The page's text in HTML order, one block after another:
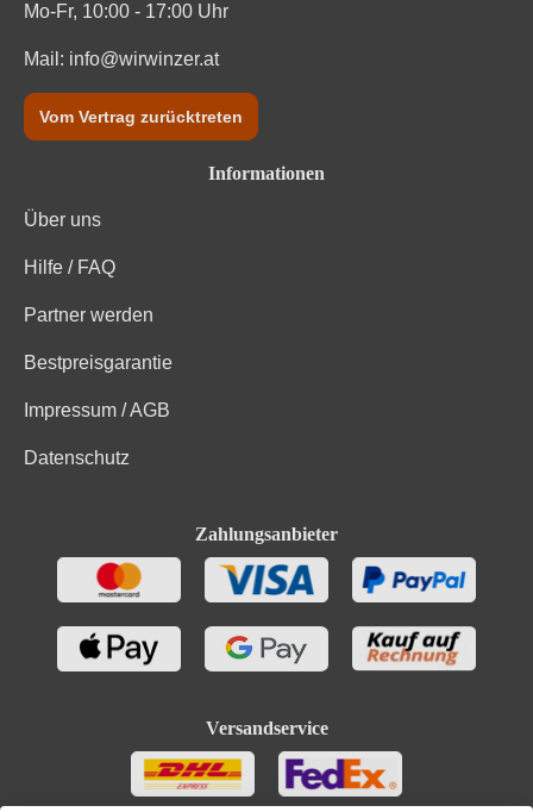
Weinart
Mo-Fr, 10:00 - 17:00 Uhr
Mail: info@wirwinzer.at
Vom Vertrag zurücktreten
Informationen
Über uns
Hilfe / FAQ
Partner werden
Bestpreisgarantie
Impressum / AGB
Datenschutz
Zahlungsanbieter
Versandservice